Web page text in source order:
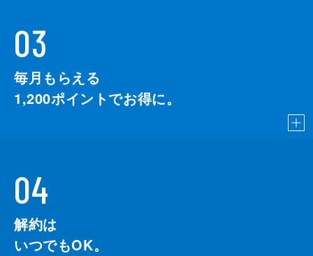
03
毎月もらえる
1,200ポイントでお得に。
04
解約は
いつでもOK。